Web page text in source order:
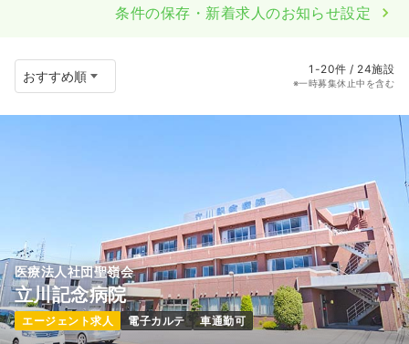
条件の保存・新着求人のお知らせ設定
1-20件 / 24施設
※一時募集休止中を含む
医療法人社団聖嶺会
立川記念病院
エージェント求人 電子カルテ 車通勤可